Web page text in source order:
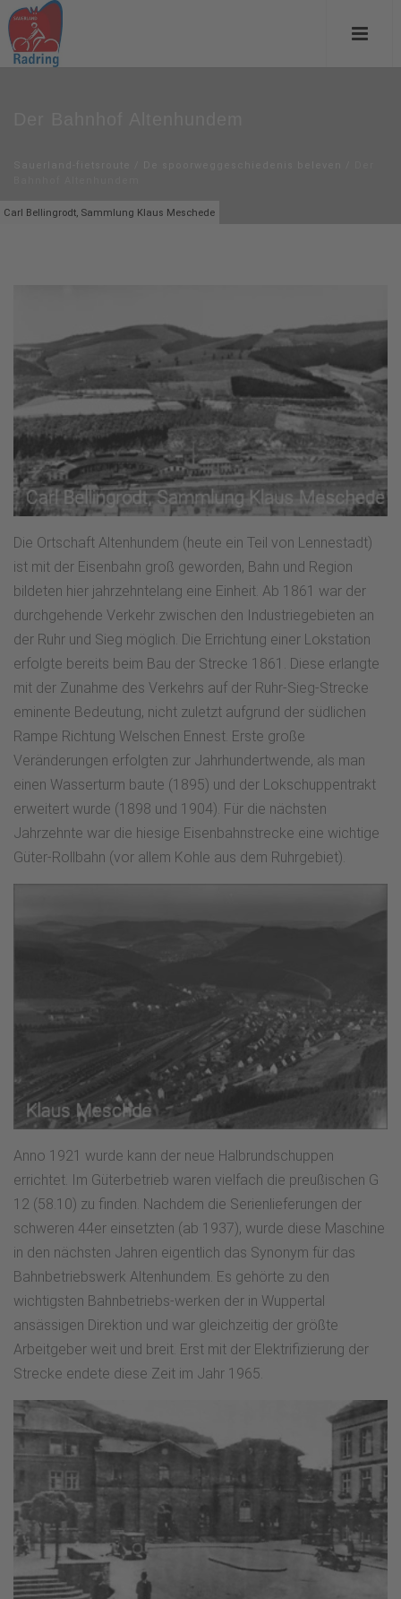
Carl Bellingrodt, Sammlung Klaus Meschede
Die Ortschaft Altenhundem (heute ein Teil von Lennestadt)
ist mit der Eisenbahn groß geworden, Bahn und Region
bildeten hier jahrzehntelang eine Einheit. Ab 1861 war der
durchgehende Verkehr zwischen den Industriegebieten an
der Ruhr und Sieg möglich. Die Errichtung einer Lokstation
erfolgte bereits beim Bau der Strecke 1861. Diese erlangte
mit der Zunahme des Verkehrs auf der Ruhr-Sieg-Strecke
eminente Bedeutung, nicht zuletzt aufgrund der südlichen
Rampe Richtung Welschen Ennest. Erste große
Veränderungen erfolgten zur Jahrhundertwende, als man
einen Wasserturm baute (1895) und der Lokschuppentrakt
erweitert wurde (1898 und 1904). Für die nächsten
Jahrzehnte war die hiesige Eisenbahnstrecke eine wichtige
Güter-Rollbahn (vor allem Kohle aus dem Ruhrgebiet).
Anno 1921 wurde kann der neue Halbrundschuppen
errichtet. Im Güterbetrieb waren vielfach die preußischen G
12 (58.10) zu finden. Nachdem die Serienlieferungen der
schweren 44er einsetzten (ab 1937), wurde diese Maschine
in den nächsten Jahren eigentlich das Synonym für das
Bahnbetriebswerk Altenhundem. Es gehörte zu den
wichtigsten Bahnbetriebs-werken der in Wuppertal
ansässigen Direktion und war gleichzeitig der größte
Arbeitgeber weit und breit. Erst mit der Elektrifizierung der
Strecke endete diese Zeit im Jahr 1965.